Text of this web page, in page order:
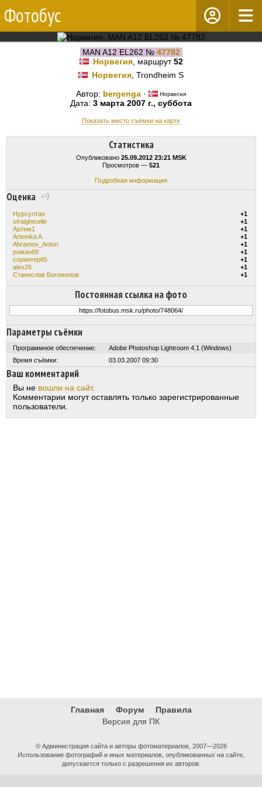
Фотобус
MAN A12 EL262 № 47782
Норвегия, маршрут52
Норвегия , Trondheim S
Автор: bergenga · Норвегия
Дата: 3 марта 2007 г., суббота
Показать место съёмки на карте
Статистика
Опубликовано 25.09.2012 23:21 MSK
Просмотров — 521
Подробная информация
Оценка +9
Нурсултан
+1
straightcelle
+1
Артем1
+1
Artemka A.
+1
Abramov_Anton
+1
роман88
+1
спринтер85
+1
alex26
+1
Станислав Богомолов
+1
Постоянная ссылка на фото
Параметры съёмки
Программное обеспечение:
Adobe Photoshop Lightroom 4.1 (Windows)
Время съёмки:
03.03.2007 09:30
Ваш комментарий
Вы не вошли на сайт.
Комментарии могут оставлять только зарегистрированные
пользователи.
Главная Форум
Правила
Версия для ПК
© Администрация сайта и авторы фотоматериалов, 2007—2026
Использование фотографий и иных материалов, опубликованных на сайте,
допускается только с разрешения их авторов.